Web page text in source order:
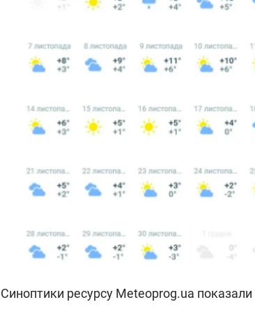
Синоптики ресурсу Мeteoprog.ua показали